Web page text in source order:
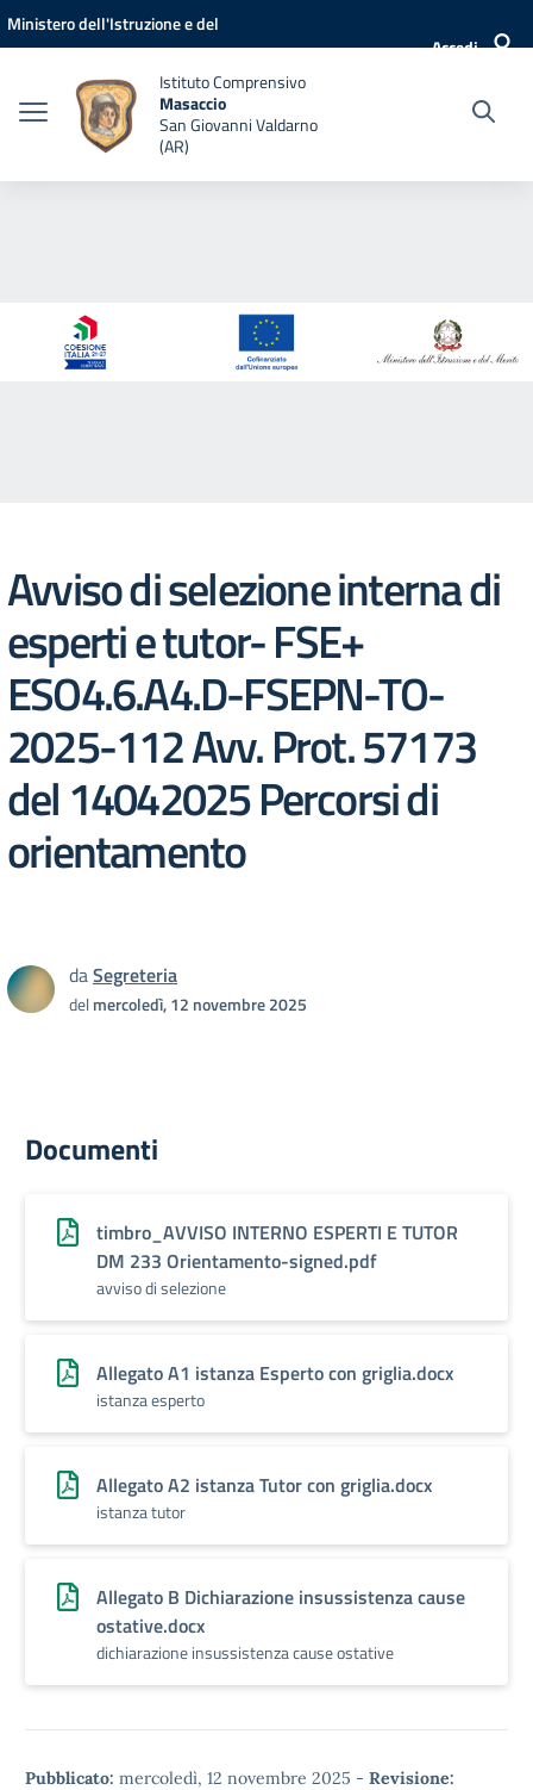
Vai ai contenuti
Vai al menu di navigazione
Vai al footer
Ministero dell'Istruzione e del
Accedi
Istituto Comprensivo
Masaccio
San Giovanni Valdarno
(AR)
Avviso di selezione interna di
esperti e tutor- FSE+
ESO4.6.A4.D-FSEPN-TO-
2025-112 Avv. Prot. 57173
del 14042025 Percorsi di
orientamento
daSegreteria
delmercoledì, 12 novembre 2025
Documenti
timbro_AVVISO INTERNO ESPERTI E TUTOR
DM 233 Orientamento-signed.pdf
avviso di selezione
Allegato A1 istanza Esperto con griglia.docx
istanza esperto
Allegato A2 istanza Tutor con griglia.docx
istanza tutor
Allegato B Dichiarazione insussistenza cause
ostative.docx
dichiarazione insussistenza cause ostative
Pubblicato: mercoledì, 12 novembre 2025 - Revisione: